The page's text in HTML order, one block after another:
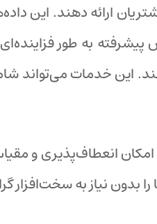
ارائه دهند. این
پیشرفته به طور
این خدمات
امکان انعطاف‌پذیری و
بدون نیاز به